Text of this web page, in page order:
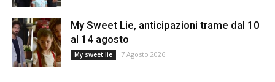
My Sweet Lie, anticipazioni trame dal 10
al 14 agosto
My sweet lie 7 Agosto 2026